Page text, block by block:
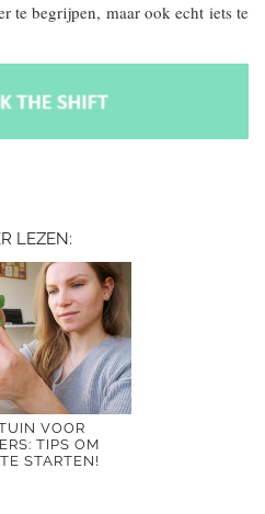
te begrijpen, maar ook echt iets te
LEZEN:
VOOR
TIPS OM
STARTEN!